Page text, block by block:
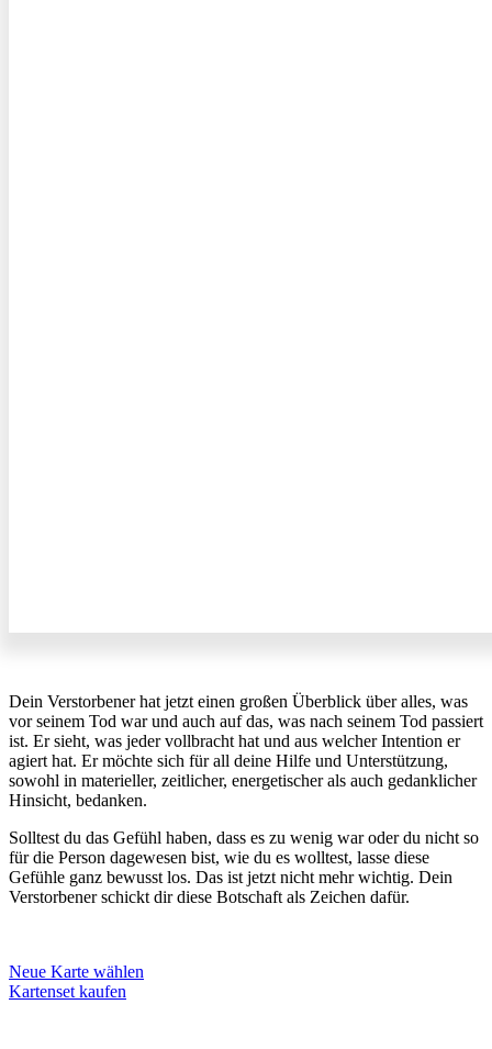
Dein Verstorbener hat jetzt einen großen Überblick über alles, was
vor seinem Tod war und auch auf das, was nach seinem Tod passiert
ist. Er sieht, was jeder vollbracht hat und aus welcher Intention er
agiert hat. Er möchte sich für all deine Hilfe und Unterstützung,
sowohl in materieller, zeitlicher, energetischer als auch gedanklicher
Hinsicht, bedanken.
Solltest du das Gefühl haben, dass es zu wenig war oder du nicht so
für die Person dagewesen bist, wie du es wolltest, lasse diese
Gefühle ganz bewusst los. Das ist jetzt nicht mehr wichtig. Dein
Verstorbener schickt dir diese Botschaft als Zeichen dafür.
Neue Karte wählen
Kartenset kaufen